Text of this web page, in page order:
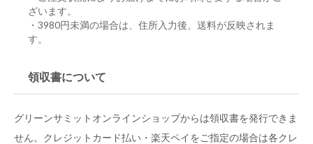
ざいます。
・3980円未満の場合は、住所入力後、送料が反映されま
す。
領収書について
グリーンサミットオンラインショップからは領収書を発行できま
せん。クレジットカード払い・楽天ペイをご指定の場合は各クレ